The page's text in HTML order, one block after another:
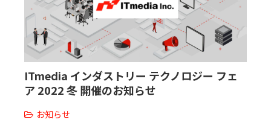
オンライン展示会/協賛ウェビナー
導入事例
セミナー情報/ブログ
ITmedia インダストリー テクノロジー フェ
ア 2022 冬 開催のお知らせ
お知らせ